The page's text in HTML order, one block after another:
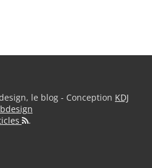
le blog - Conception KDJ
.